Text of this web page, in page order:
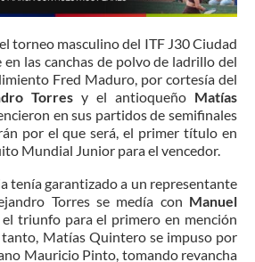
torneo masculino del ITF J30 Ciudad
en las canchas de polvo de ladrillo del
Fred Maduro, por cortesía del
Torres y el antioqueño Matías
en sus partidos de semifinales
por el que será, el primer título en
Mundial Junior para el vencedor.
tenía garantizado a un representante
Torres se medía con Manuel
el triunfo para el primero en mención
Matías Quintero se impuso por
Mauricio Pinto, tomando revancha